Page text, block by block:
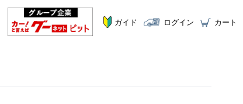
ガイド ログイン カート